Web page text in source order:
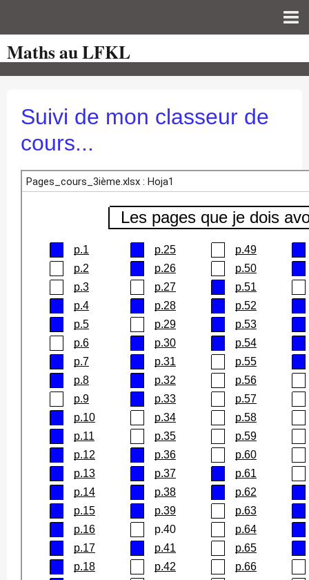
Page d'accueil
Pour les Profs
auto-évaluations
TICE
Sujets de bac
Programmes officiels
Maths au LFKL
Suivi de mon classeur de
cours...